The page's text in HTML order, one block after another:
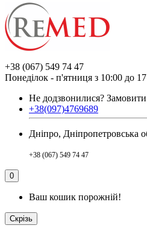
+38 (067) 549 74 47
Понеділок - п'ятниця з 10:00 до
Не додзвонилися? Замовити
+38(097)4769689
Дніпро, Дніпропетровська
+38 (067) 549 74 47
0
Ваш кошик порожній!
Скрізь